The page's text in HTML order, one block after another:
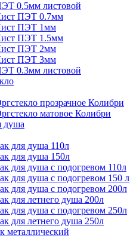
0.5мм листовой
ПЭТ 0.7мм
ПЭТ 1мм
ПЭТ 1.5мм
ПЭТ 2мм
ПЭТ 3мм
0.3мм листовой
прозрачное Колибри
матовое Колибри
душа
для душа 110л
для душа 150л
для душа с подогревом 110л
для душа с подогревом 150 л
для душа с подогревом 200л
для летнего душа 200л
для душа с подогревом 250л
для летнего душа 250л
металлический